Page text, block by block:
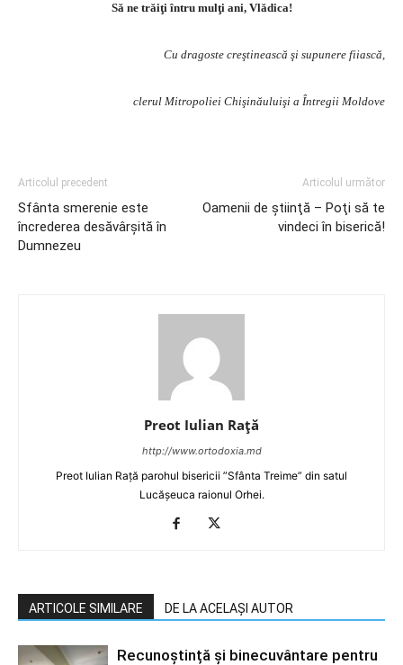
Să ne trăiţi întru mulţi ani, Vlădica!
Cu dragoste creştinească şi supunere fiiască,
clerul Mitropoliei Chişinăuluişi a Întregii Moldove
Articolul precedent
Sfânta smerenie este
încrederea desăvârşită în
Dumnezeu
Articolul următor
Oamenii de ştiinţă – Poţi să te
vindeci în biserică!
Preot Iulian Raţă
http://www.ortodoxia.md
Preot Iulian Rață parohul bisericii ”Sfânta Treime” din satul
Lucășeuca raionul Orhei.
ARTICOLE SIMILARE DE LA ACELAȘI AUTOR
Recunoștință și binecuvântare pentru